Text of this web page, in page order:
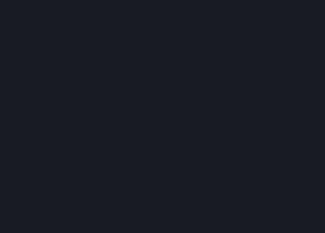
https://steamcommunity.com/
https://steamcommunity.com/
❌[LEAK-
https://steamcommunity.com/